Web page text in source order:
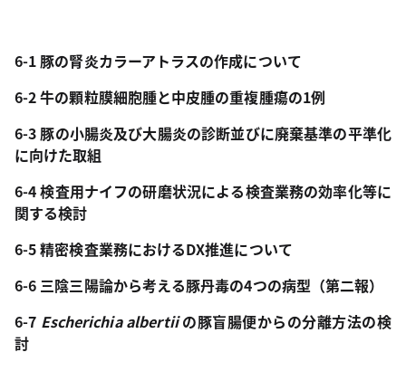
6-1 豚の腎炎カラーアトラスの作成について
6-2 牛の顆粒膜細胞腫と中皮腫の重複腫瘍の1例
6-3 豚の小腸炎及び大腸炎の診断並びに廃棄基準の平準化
に向けた取組
6-4 検査用ナイフの研磨状況による検査業務の効率化等に
関する検討
6-5 精密検査業務におけるDX推進について
6-6 三陰三陽論から考える豚丹毒の4つの病型（第二報）
6-7 Escherichia albertiiの豚盲腸便からの分離方法の検
討